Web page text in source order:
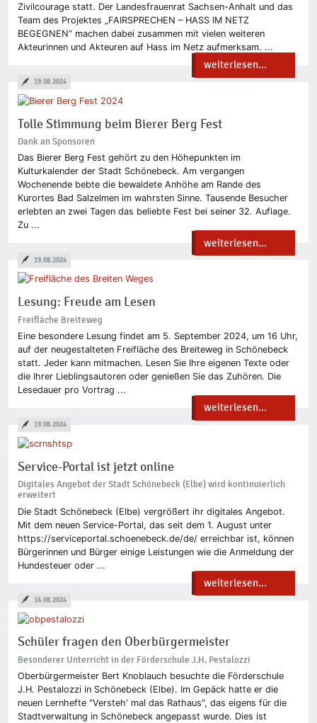
Zivilcourage statt. Der Landesfrauenrat Sachsen-Anhalt und das
Team des Projektes „FAIRSPRECHEN – HASS IM NETZ
BEGEGNEN“ machen dabei zusammen mit vielen weiteren
Akteurinnen und Akteuren auf Hass im Netz aufmerksam. ...
weiterlesen...
Tolle Stimmung beim Bierer Berg Fest
Dank an Sponsoren
Das Bierer Berg Fest gehört zu den Höhepunkten im
Kulturkalender der Stadt Schönebeck. Am vergangen
Wochenende bebte die bewaldete Anhöhe am Rande des
Kurortes Bad Salzelmen im wahrsten Sinne. Tausende Besucher
erlebten an zwei Tagen das beliebte Fest bei seiner 32. Auflage.
Zu ...
weiterlesen...
19.08.2024
Lesung: Freude am Lesen
Freifläche Breiteweg
Eine besondere Lesung findet am 5. September 2024, um 16 Uhr,
auf der neugestalteten Freifläche des Breiteweg in Schönebeck
statt. Jeder kann mitmachen. Lesen Sie Ihre eigenen Texte oder
die Ihrer Lieblingsautoren oder genießen Sie das Zuhören. Die
Lesedauer pro Vortrag ...
weiterlesen...
19.08.2024
Service-Portal ist jetzt online
Digitales Angebot der Stadt Schönebeck (Elbe) wird kontinuierlich
erweitert
Die Stadt Schönebeck (Elbe) vergrößert ihr digitales Angebot.
Mit dem neuen Service-Portal, das seit dem 1. August unter
https://serviceportal.schoenebeck.de/de/ erreichbar ist, können
Bürgerinnen und Bürger einige Leistungen wie die Anmeldung der
Hundesteuer oder ...
weiterlesen...
19.08.2024
Schüler fragen den Oberbürgermeister
Besonderer Unterricht in der Förderschule J.H. Pestalozzi
Oberbürgermeister Bert Knoblauch besuchte die Förderschule
J.H. Pestalozzi in Schönebeck (Elbe). Im Gepäck hatte er die
neuen Lernhefte "Versteh' mal das Rathaus", das eigens für die
Stadtverwaltung in Schönebeck angepasst wurde. Dies ist
16.08.2024